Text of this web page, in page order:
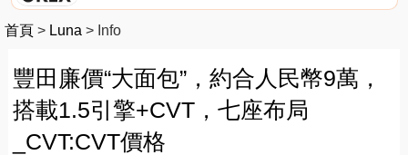
首頁 > Luna > Info
豐田廉價“大面包”，約合人民幣9萬，
搭載1.5引擎+CVT，七座布局
_CVT:CVT價格